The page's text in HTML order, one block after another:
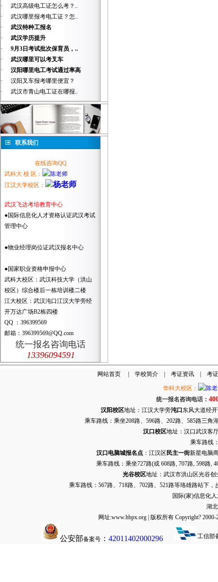
·
武汉高级电工证怎么考？..
·
武汉哪里报考电工证？怎..
·
武汉特种工报名
·
武汉学历提升
·
9月3日考试批次保育员，..
·
武汉哪里可以考叉车
·
汉阳哪里电工考试通过率高
·
汉阳叉车报考哪里便宜？
·
武汉市青山电工证在哪报..
联系我们
在线咨询QQ
武科大 校 区：
江汉大学校区：
武汉飞达考培教育中心
●国际信息化人才资格认证武汉考试
管理中心
●物业经理岗位证武汉报名中心
●国家职业资格申报中心
武科大校区：武汉科技大学（洪山
校区）综合楼后一栋培训楼二楼
江大校区：武汉沌口江汉大学旁经
开万达广场B2栋四楼
QQ ：396399569
邮箱：396399569@QQ.com
统一报名咨询电话
13396094591
网站首页| 学校简介| 考证资讯| 考
华科大校区：
统一报名咨询电话：
汉阳校区地址：江汉大学旁沌口 东风大道经
乘车路线：乘坐208路、596路、202路、585路三
汉口校区地址：汉口武汉客
乘车路线
汉口电脑城报名点：江汉区 民主一街新星电脑
乘车路线：乘坐727路(或 608路, 707路, 598路,
光谷校区地址：武汉市洪山区光谷创
乘车路线：567路、718路、702路、521路等珞雄路站下
国际(家)信息化
湖
网址:www.hbpx.org | 版权所有 Copyright?
公安部备案号 ： 42011402000296 工信部